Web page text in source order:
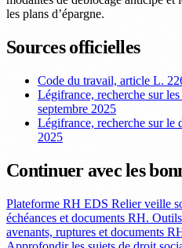
les plans d’épargne.
Sources officielles
Code du travail, article L.
Légifrance, recherche sur
septembre 2025
Légifrance, recherche sur le
2025
Continuer avec les
Plateforme RH EDS Relier veille
échéances et documents RH.
avenants, ruptures et documents